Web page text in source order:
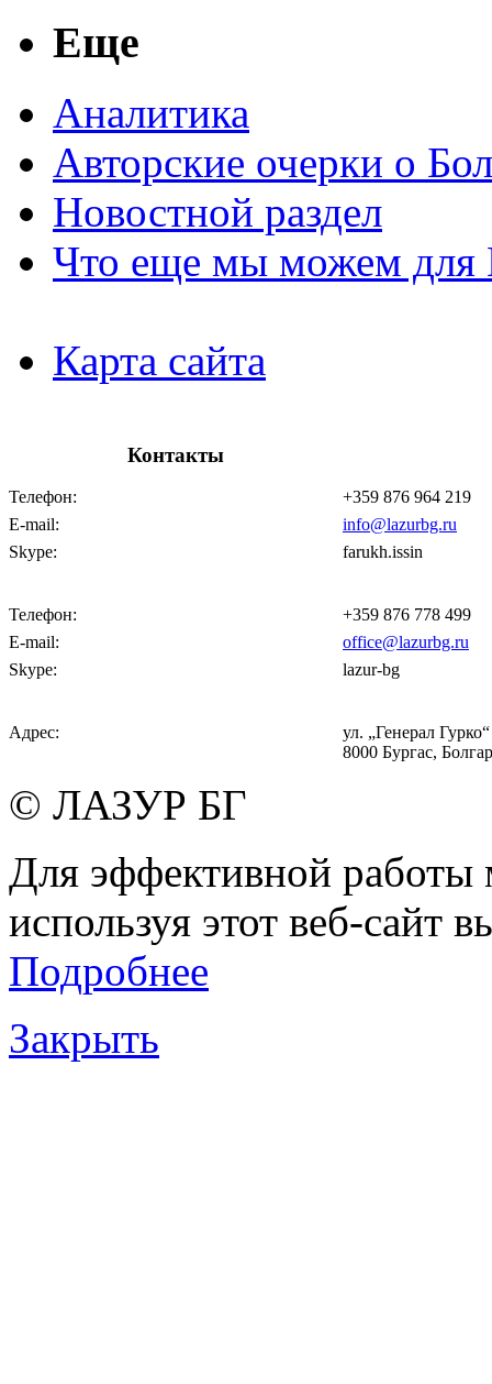
Еще
Аналитика
Авторские очерки о
Новостной раздел
Что еще мы можем для
Карта сайта
Контакты
Телефон:
+359 876 964 219
E-mail:
info@lazurbg.ru
Skype:
farukh.issin
Телефон:
+359 876 778 499
E-mail:
office@lazurbg.ru
Skype:
lazur-bg
Адрес:
ул. „Генерал
8000 Бургас,
© ЛАЗУР БГ
Для эффективной работы
используя этот веб-сайт
Подробнее
Закрыть